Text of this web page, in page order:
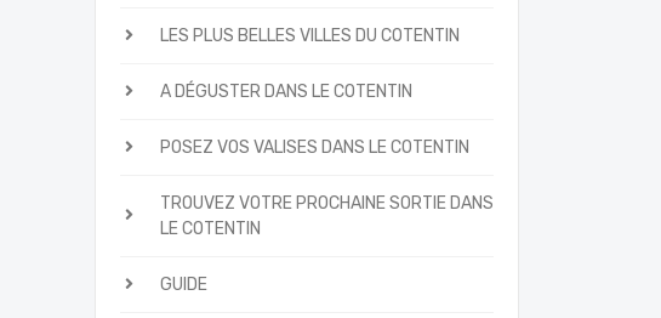
LES PLUS BELLES VILLES DU COTENTIN
A DÉGUSTER DANS LE COTENTIN
POSEZ VOS VALISES DANS LE COTENTIN
TROUVEZ VOTRE PROCHAINE SORTIE DANS
LE COTENTIN
GUIDE